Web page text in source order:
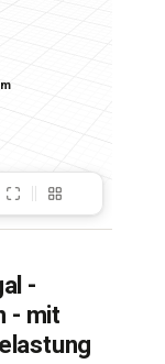
-
- mit